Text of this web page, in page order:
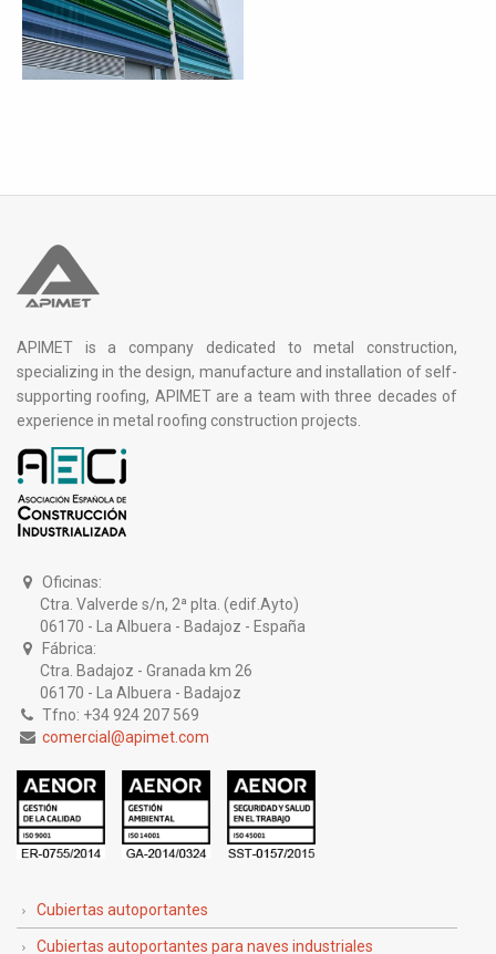
APIMET is a company dedicated to metal construction,
specializing in the design, manufacture and installation of self-
supporting roofing, APIMET are a team with three decades of
experience in metal roofing construction projects.
Oficinas:
Ctra. Valverde s/n, 2ª plta. (edif.Ayto)
06170 - La Albuera - Badajoz - España
Fábrica:
Ctra. Badajoz - Granada km 26
06170 - La Albuera - Badajoz
Tfno: +34 924 207 569
comercial@apimet.com
Cubiertas autoportantes
Cubiertas autoportantes para naves industriales